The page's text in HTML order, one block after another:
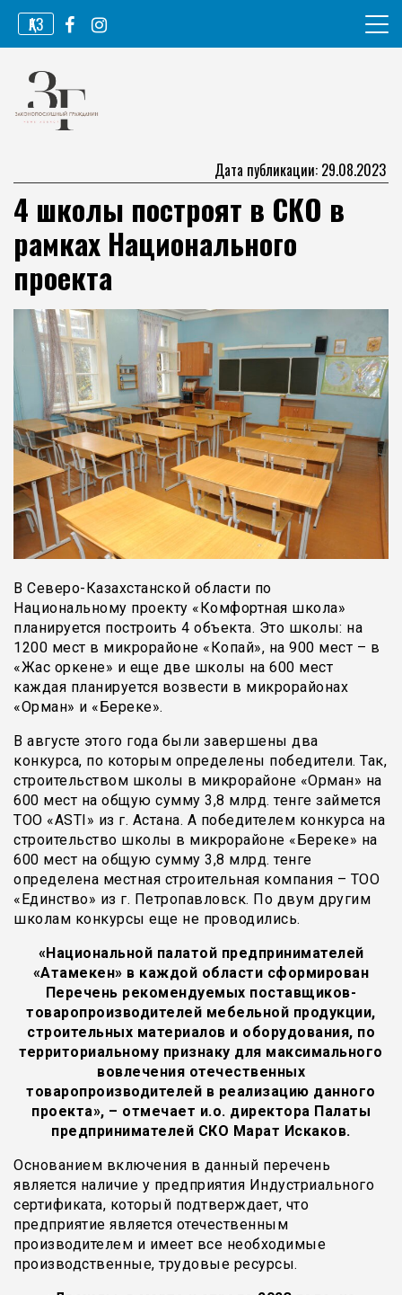
Перейти
содержимому
ҚАЗ
Законопослушный гражданин
Дата публикации: 29.08.2023
4 школы построят в СКО в
рамках Национального
проекта
В Северо-Казахстанской области по
Национальному проекту «Комфортная школа»
планируется построить 4 объекта. Это школы: на
1200 мест в микрорайоне «Копай», на 900 мест – в
«Жас оркене» и еще две школы на 600 мест
каждая планируется возвести в микрорайонах
«Орман» и «Береке».
В августе этого года были завершены два
конкурса, по которым определены победители. Так,
строительством школы в микрорайоне «Орман» на
600 мест на общую сумму 3,8 млрд. тенге займется
ТОО «ASTI» из г. Астана. А победителем конкурса на
строительство школы в микрорайоне «Береке» на
600 мест на общую сумму 3,8 млрд. тенге
определена местная строительная компания – ТОО
«Единство» из г. Петропавловск. По двум другим
школам конкурсы еще не проводились.
«Национальной палатой предпринимателей
«Атамекен» в каждой области сформирован
Перечень рекомендуемых поставщиков-
товаропроизводителей мебельной продукции,
строительных материалов и оборудования, по
территориальному признаку для максимального
вовлечения отечественных
товаропроизводителей в реализацию данного
проекта», – отмечает и.о. директора Палаты
предпринимателей СКО Марат Искаков.
Основанием включения в данный перечень
является наличие у предприятия Индустриального
сертификата, который подтверждает, что
предприятие является отечественным
производителем и имеет все необходимые
производственные, трудовые ресурсы.